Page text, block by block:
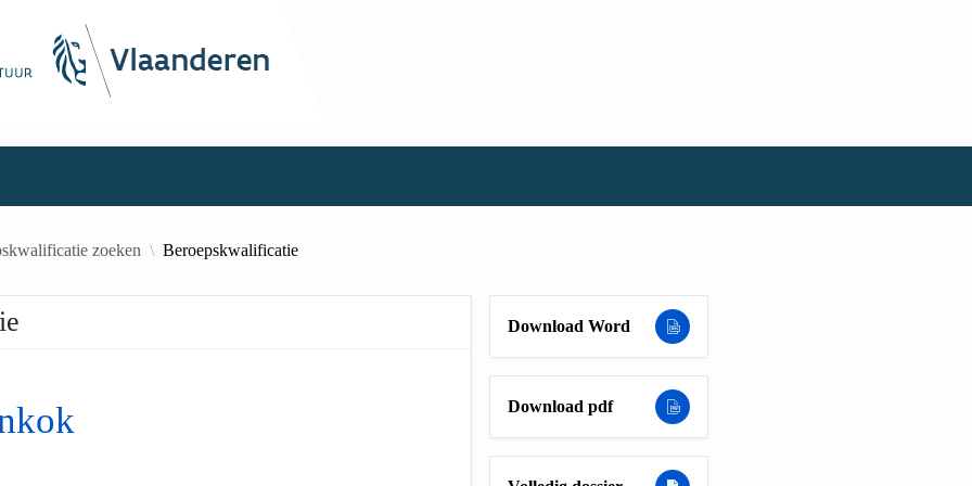
zoeken Beroepskwalificatie
Download Word
Download pdf